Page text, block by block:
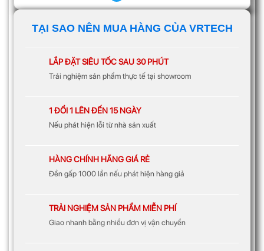
TẠI SAO NÊN MUA HÀNG CỦA VRTECH
LẮP ĐẶT SIÊU TỐC SAU 30 PHÚT
Trải nghiệm sản phẩm thực tế tại showroom
1 ĐỔI 1 LÊN ĐẾN 15 NGÀY
Nếu phát hiện lỗi từ nhà sản xuất
HÀNG CHÍNH HÃNG GIÁ RẺ
Đền gấp 1000 lần nếu phát hiện hàng giả
TRẢI NGHIỆM SẢN PHẨM MIỄN PHÍ
Giao nhanh bằng nhiều đơn vị vận chuyển